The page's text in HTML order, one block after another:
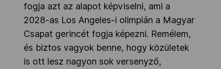
fogja azt az alapot képviselni, ami a
2028-as Los Angeles-i olimpián a Magyar
Csapat gerincét fogja képezni. Remélem,
és biztos vagyok benne, hogy közületek
is ott lesz nagyon sok versenyző,